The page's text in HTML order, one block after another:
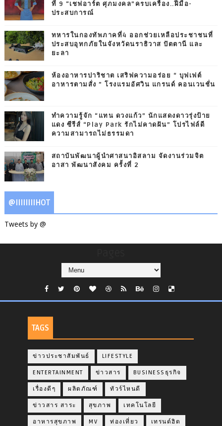
ที่ 9 “เชฟอาร์ต ศุภมงคล”ครบเครื่อง..ฝีมือ-
ประสบการณ์
ทหารในกองทัพภาคที่4 ออกช่วยเหลือประชาชนที่
ประสบอุทกภัยในจังหวัดนราธิวาส ปัตตานี และ
ยะลา
ห้องอาหารปาริชาต เสริฟความอร่อย “ บุฟเฟต์
อาหารตามสั่ง ” โรงแรมอัศวิน แกรนด์ คอนเวนชั่น
ทำความรู้จัก “แทน ดวงแก้ว” นักแสดงดาวรุ่งป้าย
แดง ซีรีส์ “Play Park รักไม่คาดฝัน” โปรไฟล์ดี
ความสามารถไม่ธรรมดา
สถาบันพัฒนาผู้นำศาสนาอิสลาม จัดงานร่วมจิต
อาสา พัฒนาสังคม ครั้งที่ 2
@IIIIIIIIHOT
Tweets by @
TAGS
ข่าวประชาสัมพันธ์ LIFESTYLE
ENTERTAINMENT ข่าวสาร BUSINESSธุรกิจ
เรื่องดีๆ ผลิตภัณฑ์ ทัวร์ไหนดี
ข่าวสาร สาระ สุขภาพ เทคโนโลยี
อาหารสุขภาพ MV ท่องเที่ยว เทรนด์ฮิต